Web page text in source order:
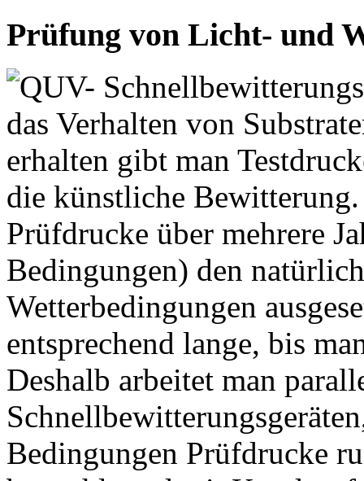
Prüfung von Licht- und
das Verhalten von
erhalten gibt man
die künstliche
Prüfdrucke über mehrere
Bedingungen) den
Wetterbedingungen
entsprechend lange, bis
Deshalb arbeitet man
Bedingungen Prüfdrucke